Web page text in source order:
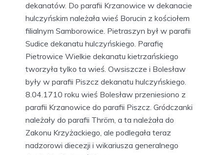
dekanatów. Do parafii Krzanowice w dekanacie
hulczyńskim należała wieś Borucin z kościołem
filialnym Samborowice. Pietraszyn był w parafii
Sudice dekanatu hulczyńskiego. Parafię
Pietrowice Wielkie dekanatu kietrzańskiego
tworzyła tylko ta wieś. Owsiszcze i Bolesław
były w parafii Piszcz dekanatu hulczyńskiego.
8.04.1710 roku wieś Bolesław przeniesiono z
parafii Krzanowice do parafii Piszcz. Gródczanki
należały do parafii Thröm, a ta należała do
Zakonu Krzyżackiego, ale podlegała teraz
nadzorowi diecezji i wikariusza generalnego